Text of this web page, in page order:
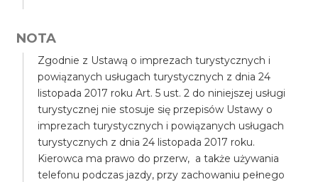
NOTA
Zgodnie z Ustawą o imprezach turystycznych i
powiązanych usługach turystycznych z dnia 24
listopada 2017 roku Art. 5 ust. 2 do niniejszej usługi
turystycznej nie stosuje się przepisów Ustawy o
imprezach turystycznych i powiązanych usługach
turystycznych z dnia 24 listopada 2017 roku.
Kierowca ma prawo do przerw, a także używania
telefonu podczas jazdy, przy zachowaniu pełnego